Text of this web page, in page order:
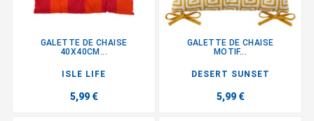
GALETTE DE CHAISE
40X40CM...
ISLE LIFE
5,99 €
GALETTE DE CHAISE
MOTIF...
DESERT SUNSET
5,99 €